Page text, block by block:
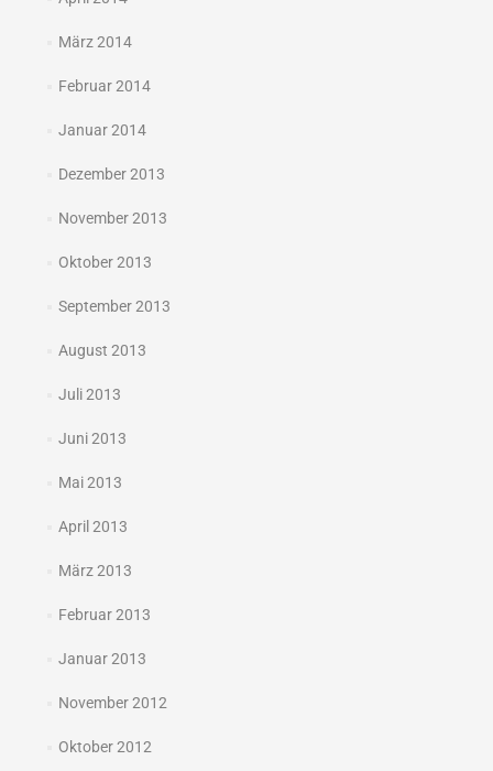
März 2014
Februar 2014
Januar 2014
Dezember 2013
November 2013
Oktober 2013
September 2013
August 2013
Juli 2013
Juni 2013
Mai 2013
April 2013
März 2013
Februar 2013
Januar 2013
November 2012
Oktober 2012